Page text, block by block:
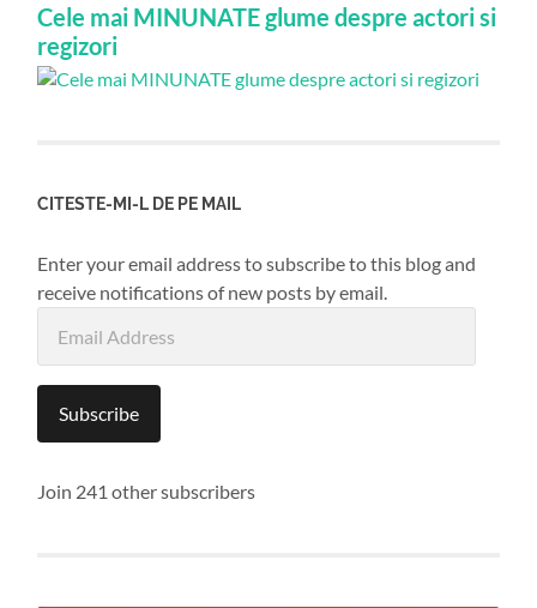
Cele mai MINUNATE glume despre actori si
regizori
CITESTE-MI-L DE PE MAIL
Enter your email address to subscribe to this blog and
receive notifications of new posts by email.
Address
Subscribe
Join 241 other subscribers